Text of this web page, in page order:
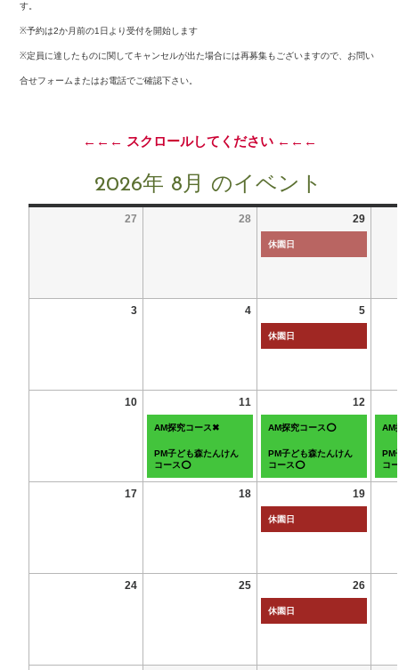
す。
※予約は2か月前の1日より受付を開始します
※定員に達したものに関してキャンセルが出た場合には再募集もございますので、お問い
合せフォームまたはお電話でご確認下さい。
←←← スクロールしてください ←←←
2026年 8月 のイベント
27 28 29
休園日
3 4 5
休園日
10 11
AM探究コース✖
PM子ども森たんけん
コース⭕
12
AM探究コース⭕
PM子ども森たんけん
コース⭕
AM
PM
コ
17 18 19
休園日
24 25 26
休園日